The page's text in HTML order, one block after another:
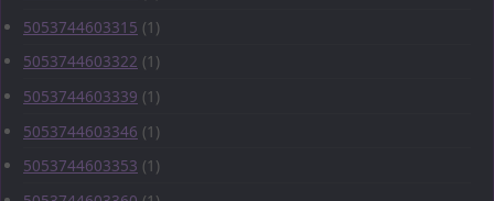
5053744603315 (1)
5053744603322 (1)
5053744603339 (1)
5053744603346 (1)
5053744603353 (1)